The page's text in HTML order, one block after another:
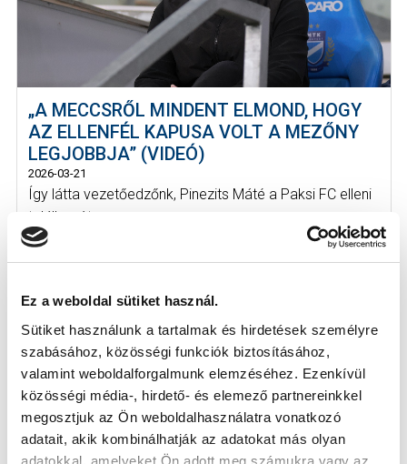
Ez a weboldal sütiket használ.
Sütiket használunk a tartalmak és hirdetések személyre
szabásához, közösségi funkciók biztosításához,
valamint weboldalforgalmunk elemzéséhez. Ezenkívül
közösségi média-, hirdető- és elemező partnereinkkel
megosztjuk az Ön weboldalhasználatra vonatkozó
adatait, akik kombinálhatják az adatokat más olyan
adatokkal, amelyeket Ön adott meg számukra vagy az
„A MECCSRŐL MINDENT ELMOND, HOGY
AZ ELLENFÉL KAPUSA VOLT A MEZŐNY
LEGJOBBJA” (VIDEÓ)
2026-03-21
Így látta vezetőedzőnk, Pinezits Máté a Paksi FC elleni
találkozót.